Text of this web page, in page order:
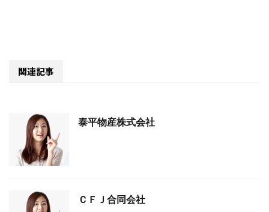
関連記事
泰平物産株式会社
ＣＦＪ合同会社